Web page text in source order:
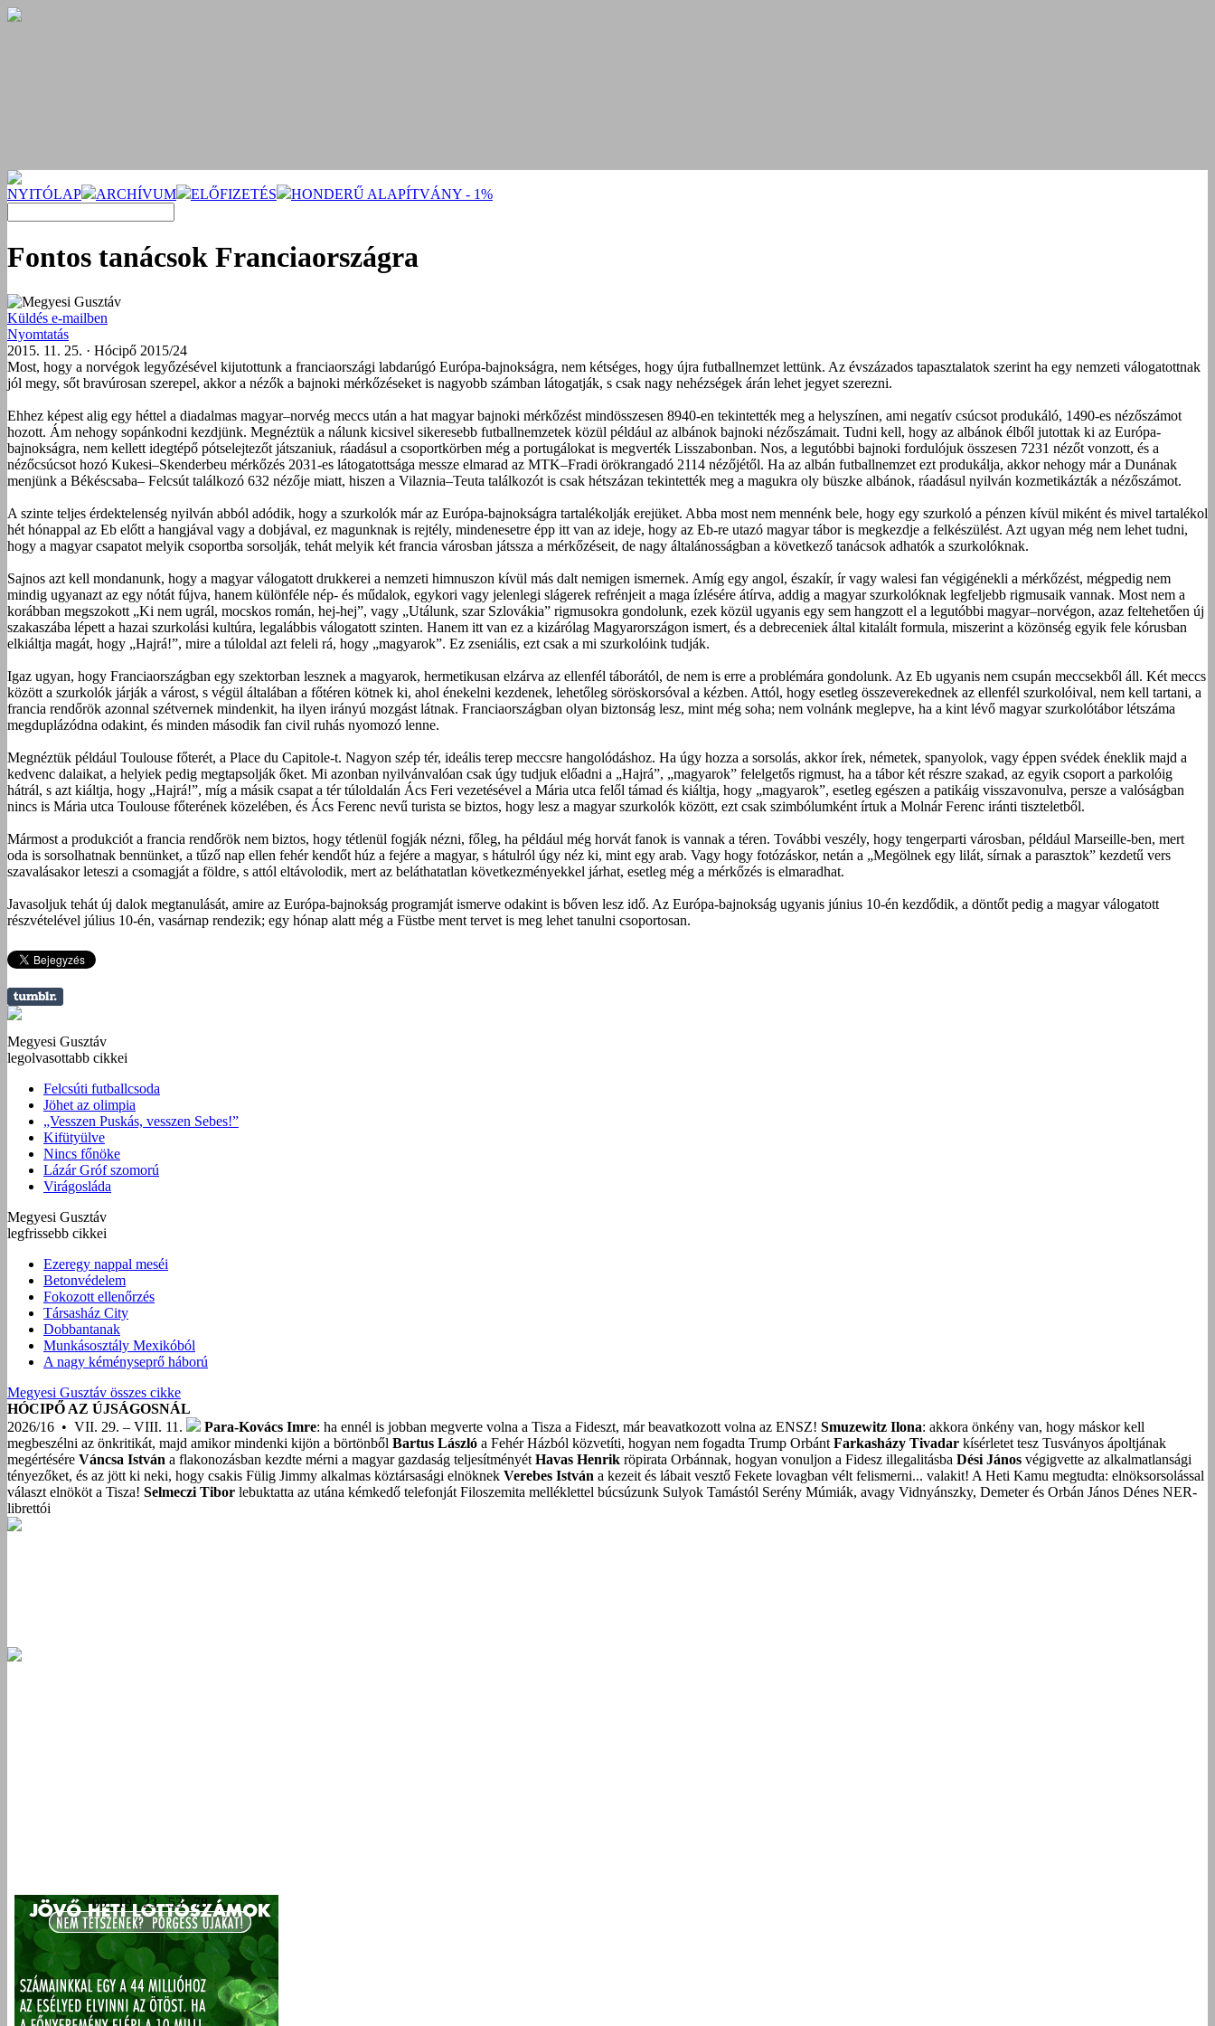
NYITÓLAP ARCHÍVUM ELŐFIZETÉS HONDERŰ ALAPÍTVÁNY - 1%
Fontos tanácsok Franciaországra
Megyesi Gusztáv
Küldés e-mailben
Nyomtatás
2015. 11. 25. · Hócipő 2015/24
Most, hogy a norvégok legyőzésével kijutottunk a franciaországi labdarúgó Európa-bajnokságra, nem kétséges, hogy újra futballnemzet lettünk. Az évszázados tapasztalatok szerint ha egy nemzeti válogatottnak
jól megy, sőt bravúrosan szerepel, akkor a nézők a bajnoki mérkőzéseket is nagyobb számban látogatják, s csak nagy nehézségek árán lehet jegyet szerezni.
Ehhez képest alig egy héttel a diadalmas magyar–norvég meccs után a hat magyar bajnoki mérkőzést mindösszesen 8940-en tekintették meg a helyszínen, ami negatív csúcsot produkáló, 1490-es nézőszámot
hozott. Ám nehogy sopánkodni kezdjünk. Megnéztük a nálunk kicsivel sikeresebb futballnemzetek közül például az albánok bajnoki nézőszámait. Tudni kell, hogy az albánok élből jutottak ki az Európa-
bajnokságra, nem kellett idegtépő pótselejtezőt játszaniuk, ráadásul a csoportkörben még a portugálokat is megverték Lisszabonban. Nos, a legutóbbi bajnoki fordulójuk összesen 7231 nézőt vonzott, és a
nézőcsúcsot hozó Kukesi–Skenderbeu mérkőzés 2031-es látogatottsága messze elmarad az MTK–Fradi örökrangadó 2114 nézőjétől. Ha az albán futballnemzet ezt produkálja, akkor nehogy már a Dunának
menjünk a Békéscsaba– Felcsút találkozó 632 nézője miatt, hiszen a Vilaznia–Teuta találkozót is csak hétszázan tekintették meg a magukra oly büszke albánok, ráadásul nyilván kozmetikázták a nézőszámot.
A szinte teljes érdektelenség nyilván abból adódik, hogy a szurkolók már az Európa-bajnokságra tartalékolják erejüket. Abba most nem mennénk bele, hogy egy szurkoló a pénzen kívül miként és mivel tartalékol
hét hónappal az Eb előtt a hangjával vagy a dobjával, ez magunknak is rejtély, minden­esetre épp itt van az ideje, hogy az Eb-re utazó magyar tábor is megkezdje a felkészülést. Azt ugyan még nem lehet tudni,
hogy a magyar csapatot melyik csoportba sorsolják, tehát melyik két francia városban játssza a mérkőzéseit, de nagy általánosságban a következő tanácsok adhatók a szurkolóknak.
Sajnos azt kell mondanunk, hogy a magyar válogatott drukkerei a nemzeti himnuszon kívül más dalt nemigen ismernek. Amíg egy angol, északír, ír vagy walesi fan végigénekli a mérkőzést, mégpedig nem
mindig ugyanazt az egy nótát fújva, hanem különféle nép- és műdalok, egykori vagy jelenlegi slágerek refrénjeit a maga ízlésére átírva, addig a magyar szurkolóknak legfeljebb rigmusaik vannak. Most nem a
korábban megszokott „Ki nem ugrál, mocskos román, hej-hej”, vagy „Utálunk, szar Szlovákia” rigmusokra gondolunk, ezek közül ugyanis egy sem hangzott el a legutóbbi magyar–norvégon, azaz feltehetően új
szakaszába lépett a hazai szurkolási kultúra, legalábbis válogatott szinten. Hanem itt van ez a kizárólag Magyarországon ismert, és a debreceniek által kitalált formula, miszerint a közönség egyik fele kórusban
elkiáltja magát, hogy „Hajrá!”, mire a túloldal azt feleli rá, hogy „magyarok”. Ez zseniális, ezt csak a mi szurkolóink tudják.
Igaz ugyan, hogy Franciaországban egy szektorban lesznek a magyarok, hermetikusan elzárva az ellenfél táborától, de nem is erre a problémára gondolunk. Az Eb ugyanis nem csupán meccsekből áll. Két meccs
között a szurkolók járják a várost, s végül általában a főtéren kötnek ki, ahol énekelni kezdenek, lehetőleg söröskorsóval a kézben. Attól, hogy esetleg összeverekednek az ellenfél szurkolóival, nem kell tartani, a
francia rendőrök azonnal szétvernek mindenkit, ha ilyen irányú mozgást látnak. Franciaországban olyan biztonság lesz, mint még soha; nem volnánk meglepve, ha a kint lévő magyar szurkolótábor létszáma
megduplázódna odakint, és minden második fan civil ruhás nyomozó lenne.
Megnéztük például Toulouse főterét, a Place du Capitole-t. Nagyon szép tér, ideális terep meccsre hangolódáshoz. Ha úgy hozza a sorsolás, akkor írek, németek, spanyolok, vagy éppen svédek éneklik majd a
kedvenc dalaikat, a helyiek pedig megtapsolják őket. Mi azonban nyilvánvalóan csak úgy tudjuk előadni a „Hajrá”, „magyarok” felelgetős rigmust, ha a tábor két részre szakad, az egyik csoport a parkolóig
hátrál, s azt kiáltja, hogy „Hajrá!”, míg a másik csapat a tér túloldalán Ács Feri vezetésével a Mária utca felől támad és kiáltja, hogy „magyarok”, esetleg egészen a patikáig visszavonulva, persze a valóságban
nincs is Mária utca Toulouse főterének közelében, és Ács Ferenc nevű turista se biztos, hogy lesz a magyar szurkolók között, ezt csak szimbólumként írtuk a Molnár Ferenc iránti tiszteletből.
Mármost a produkciót a francia rendőrök nem biztos, hogy tétlenül fogják nézni, főleg, ha például még horvát fanok is vannak a téren. További veszély, hogy tengerparti városban, például Mar­seille-ben, mert
oda is sorsolhatnak bennünket, a tűző nap ellen fehér kendőt húz a fejére a magyar, s hátulról úgy néz ki, mint egy arab. Vagy hogy fotózáskor, netán a „Megölnek egy lilát, sírnak a parasztok” kezdetű vers
szavalásakor leteszi a csomagját a földre, s attól eltávolodik, mert az beláthatatlan következményekkel járhat, esetleg még a mérkőzés is elmaradhat.
Javasoljuk tehát új dalok megtanulását, amire az Európa-bajnokság programját ismerve odakint is bőven lesz idő. Az Európa-bajnokság ugyanis június 10-én kezdődik, a döntőt pedig a magyar válogatott
részvételével július 10-én, vasárnap rendezik; egy hónap alatt még a Füstbe ment tervet is meg lehet tanulni csoportosan.
Megyesi Gusztáv
legolvasottabb cikkei
Felcsúti futballcsoda
Jöhet az olimpia
„Vesszen Puskás, vesszen Sebes!”
Kifütyülve
Nincs főnöke
Lázár Gróf szomorú
Virágosláda
Megyesi Gusztáv
legfrissebb cikkei
Ezeregy nappal meséi
Betonvédelem
Fokozott ellenőrzés
Társasház City
Dobbantanak
Munkásosztály Mexikóból
A nagy kéményseprő háború
Megyesi Gusztáv összes cikke
HÓCIPŐ AZ ÚJSÁGOSNÁL
2026/16 • VII. 29. – VIII. 11.
Para-Kovács Imre: ha ennél is jobban megverte volna a Tisza a Fideszt, már beavatkozott volna az ENSZ! Smuzewitz Ilona: akkora önkény van, hogy máskor kell
megbeszélni az önkritikát, majd amikor mindenki kijön a börtönből Bartus László a Fehér Házból közvetíti, hogyan nem fogadta Trump Orbánt Farkasházy Tivadar kísérletet tesz Tusványos ápoltjának
megértésére Váncsa István a flakonozásban kezdte mérni a magyar gazdaság teljesítményét Havas Henrik röpirata Orbánnak, hogyan vonuljon a Fidesz illegalitásba Dési János végigvette az alkalmatlansági
tényezőket, és az jött ki neki, hogy csakis Fülig Jimmy alkalmas köztársasági elnöknek Verebes István a kezeit és lábait vesztő Fekete lovagban vélt felismerni... valakit! A Heti Kamu megtudta: elnöksorsolással
választ elnököt a Tisza! Selmeczi Tibor lebuktatta az utána kémkedő telefonját Filoszemita melléklettel búcsúzunk Sulyok Tamástól Serény Múmiák, avagy Vidnyánszky, Demeter és Orbán János Dénes NER-
librettói